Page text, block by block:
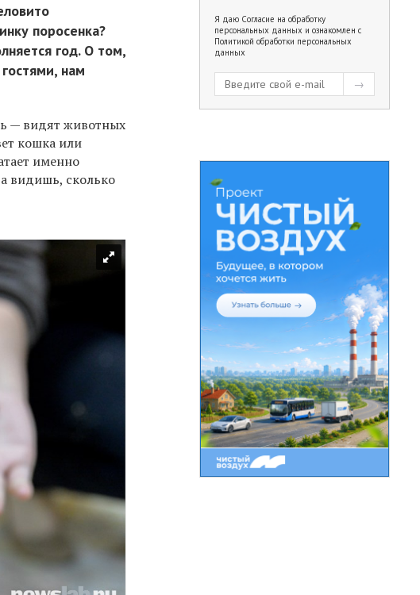
поросенка?
год. О том,
нам
— видят животных
кошка или
именно
видишь, сколько
Я даю Согласие на обработку
персональных данных и ознакомлен с
Политикой обработки персональных
данных